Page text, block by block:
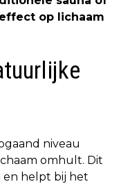
op lichaam
niveau
omhult. Dit
helpt bij het